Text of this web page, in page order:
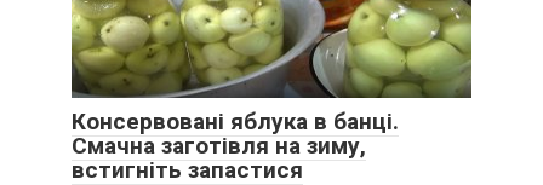
Консервовані яблука в банці.
Смачна заготівля на зиму,
встигніть запастися